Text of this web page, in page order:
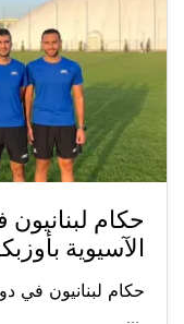
حكام
الآسيوية
حكام لبنانيون في
...